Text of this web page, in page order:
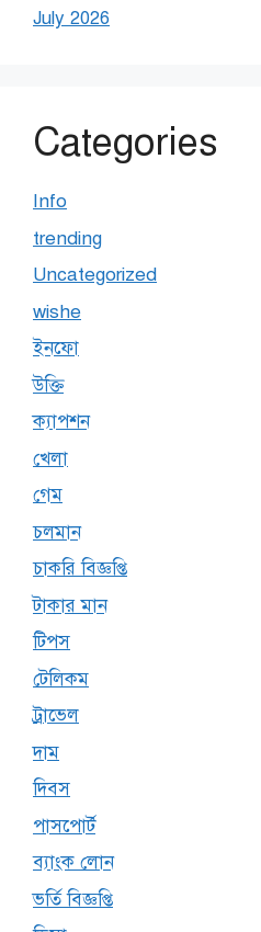
July 2026
Categories
Info
trending
Uncategorized
wishe
ইনফো
উক্তি
ক্যাপশন
খেলা
গেম
চলমান
চাকরি বিজ্ঞপ্তি
টাকার মান
টিপস
টেলিকম
ট্রাভেল
দাম
দিবস
পাসপোর্ট
ব্যাংক লোন
ভর্তি বিজ্ঞপ্তি